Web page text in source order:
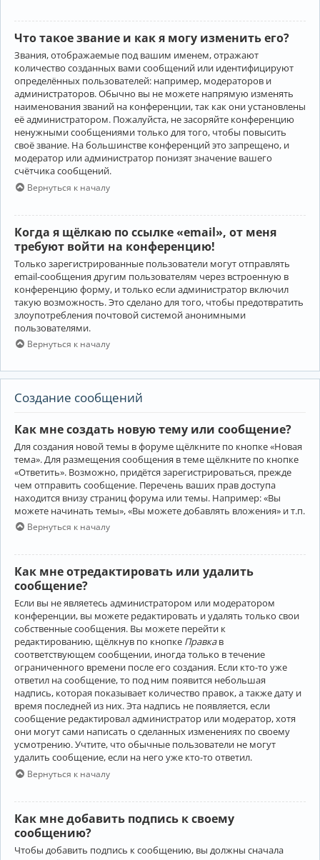
Что такое звание и как я могу изменить его?
Звания, отображаемые под вашим именем, отражают
количество созданных вами сообщений или идентифицируют
определённых пользователей: например, модераторов и
администраторов. Обычно вы не можете напрямую изменять
наименования званий на конференции, так как они установлены
её администратором. Пожалуйста, не засоряйте конференцию
ненужными сообщениями только для того, чтобы повысить
своё звание. На большинстве конференций это запрещено, и
модератор или администратор понизят значение вашего
счётчика сообщений.
Вернуться к началу
Когда я щёлкаю по ссылке «email», от меня
требуют войти на конференцию!
Только зарегистрированные пользователи могут отправлять
email-сообщения другим пользователям через встроенную в
конференцию форму, и только если администратор включил
такую возможность. Это сделано для того, чтобы предотвратить
злоупотребления почтовой системой анонимными
пользователями.
Вернуться к началу
Создание сообщений
Как мне создать новую тему или сообщение?
Для создания новой темы в форуме щёлкните по кнопке «Новая
тема». Для размещения сообщения в теме щёлкните по кнопке
«Ответить». Возможно, придётся зарегистрироваться, прежде
чем отправить сообщение. Перечень ваших прав доступа
находится внизу страниц форума или темы. Например: «Вы
можете начинать темы», «Вы можете добавлять вложения» и т.п.
Вернуться к началу
Как мне отредактировать или удалить
сообщение?
Если вы не являетесь администратором или модератором
конференции, вы можете редактировать и удалять только свои
собственные сообщения. Вы можете перейти к
редактированию, щёлкнув по кнопке Правкав
соответствующем сообщении, иногда только в течение
ограниченного времени после его создания. Если кто-то уже
ответил на сообщение, то под ним появится небольшая
надпись, которая показывает количество правок, а также дату и
время последней из них. Эта надпись не появляется, если
сообщение редактировал администратор или модератор, хотя
они могут сами написать о сделанных изменениях по своему
усмотрению. Учтите, что обычные пользователи не могут
удалить сообщение, если на него уже кто-то ответил.
Вернуться к началу
Как мне добавить подпись к своему
сообщению?
Чтобы добавить подпись к сообщению, вы должны сначала